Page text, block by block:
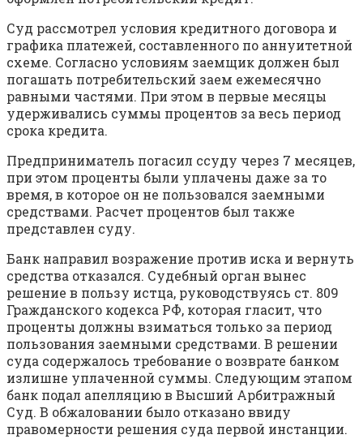
Суд рассмотрел условия кредитного договора и
графика платежей, составленного по аннуитетной
схеме. Согласно условиям заемщик должен был
погашать потребительский заем ежемесячно
равными частями. При этом в первые месяцы
удерживались суммы процентов за весь период
срока кредита.
Предприниматель погасил ссуду через 7 месяцев,
при этом проценты были уплачены даже за то
время, в которое он не пользовался заемными
средствами. Расчет процентов был также
представлен суду.
Банк направил возражение против иска и вернуть
средства отказался. Судебный орган вынес
решение в пользу истца, руководствуясь ст. 809
Гражданского кодекса РФ, которая гласит, что
проценты должны взиматься только за период
пользования заемными средствами. В решении
суда содержалось требование о возврате банком
излишне уплаченной суммы. Следующим этапом
банк подал апелляцию в Высший Арбитражный
Суд. В обжаловании было отказано ввиду
правомерности решения суда первой инстанции.